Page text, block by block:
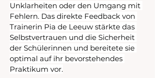
Unklarheiten oder den Umgang mit
Fehlern. Das direkte Feedback von
Trainerin Pia de Leeuw stärkte das
Selbstvertrauen und die Sicherheit
der Schülerinnen und bereitete sie
optimal auf ihr bevorstehendes
Praktikum vor.